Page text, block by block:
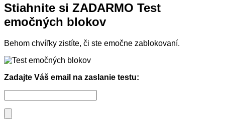
Stiahnite si ZADARMO Test
emočných blokov
Behom chvíľky zistíte, či ste emočne zablokovaní.
Zadajte Váš email na zaslanie testu: